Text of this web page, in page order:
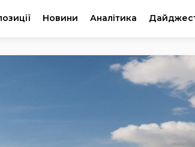
Новини Аналітика